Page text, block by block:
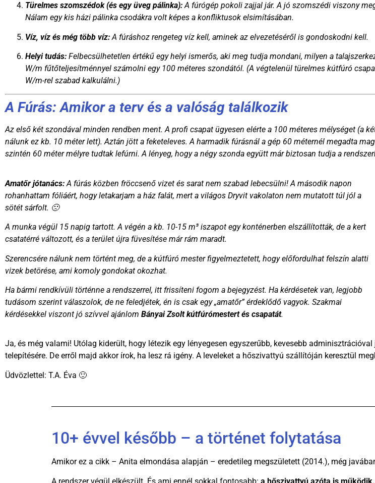
Türelmes szomszédok (és egy üveg pálinka):A fúrógép pokoli zajjal jár. A jó szomszédi viszony
Nálam egy kis házi pálinka csodákra volt képes a konfliktusok elsimításában.
Víz, víz és még több víz: A fúráshoz rengeteg víz kell, aminek az elvezetéséről is gondoskodni kell.
Helyi tudás: Felbecsülhetetlen értékű egy helyi ismerős, aki meg tudja mondani, milyen a
W/m fűtőteljesítménnyel számolni egy 100 méteres szondától. (A végtelenül türelmes kútfúró
W/m-rel szabad kalkulálni.)
A Fúrás: Amikor a terv és a valóság találkozik
Az első két szondával minden rendben ment. A profi csapat ügyesen elérte a 100 méteres mélységet (a
nálunk ez kb. 10 méter lett). Aztán jött a feketeleves. A harmadik fúrásnál a gép 60 méternél megadta
szintén 60 méter mélyre tudtak lefúrni. A lényeg, hogy a négy szonda együtt már biztosan tudja a
Amatőr jótanács:A fúrás közben fröccsenő vizet és sarat nem szabad lebecsülni! A második napon
rohanhattam fóliáért, hogy letakarjam a ház falát, mert a világos Dryvit vakolaton nem mutatott túl jól a
sötét sárfolt. 🙁
A munka végül 15 napig tartott. A végén a kb. 10-15 m³ iszapot egy konténerben elszállították, de a kert
csatatérré változott, és a terület újra füvesítése már rám maradt.
Szerencsére nálunk nem történt meg, de a kútfúró mester figyelmeztetett, hogy előfordulhat felszín alatti
vizek betörése, ami komoly gondokat okozhat.
Ha bármi rendkívüli történne a rendszerrel, itt frissíteni fogom a bejegyzést. Ha kérdésetek van, legjobb
tudásom szerint válaszolok, de ne feledjétek, én is csak egy „amatőr” érdeklődő vagyok. Szakmai
kérdésekkel viszont jó szívvel ajánlom Bányai Zsolt kútfúrómestert és csapatát.
Ja, és még valami! Utólag kiderült, hogy létezik egy lényegesen egyszerűbb, kevesebb
telepítésére. De erről majd akkor írok, ha lesz rá igény. A leveleket a hőszivattyú szállítóján keresztül
Üdvözlettel: T.A. Éva 🙂
10+ évvel később – a történet folytatása
Amikor ez a cikk – Anita elmondása alapján – eredetileg megszületett (2014.), még
A rendszer végül elkészült. És ami ennél sokkal fontosabb: a hőszivattyú azóta is működik.